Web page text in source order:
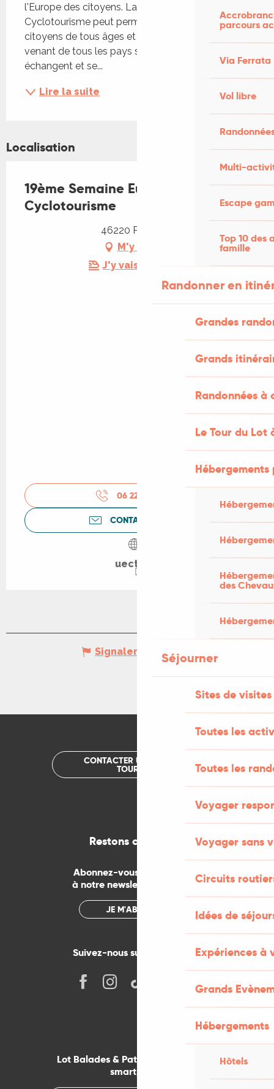
parcours
Via Ferrata
Vol libre
Multi-
Escape
Top 10 des
famille
Randonner en
Grandes
Grands
Randonnées
Le Tour du Lot
des
Séjourner
Sites de visites
Toutes les
Toutes les
Voyager
Voyager sans
Circuits
Idées de
Expériences à
Grands
Hébergements
Hôtels
l'Europe des citoyens. La Semaine Européenne de
Cyclotourisme peut permettre à ce que ces
citoyens de tous âges et de toutes conditions
venant de tous les pays se rencontrent,
échangent et se...
Lire la suite
Localisation
19ème Semaine Européenne de
Cyclotourisme
46220 Prayssac
M'y rendre
J'y vais en train !
06 22 60 82
CONTACTEZ-NOUS
uect.org
Signaler une erreur
CONTACTER UN OFFICE DE
TOURISME
Restons connectés
Abonnez-vous gratuitement
à notre newsletter mensuelle
JE M'ABONNE
Suivez-nous sur les réseaux !
Lot Balades & Patrimoines sur votre
smartphone